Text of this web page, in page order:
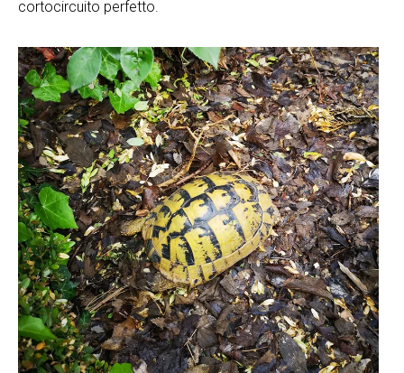
cortocircuito perfetto.